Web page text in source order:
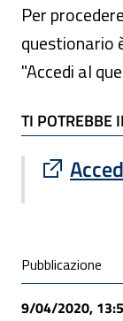
Per
questionario
"Accedi al
TI
TI POTREBBE
Sito
Pubblicazione
9/04/2020,